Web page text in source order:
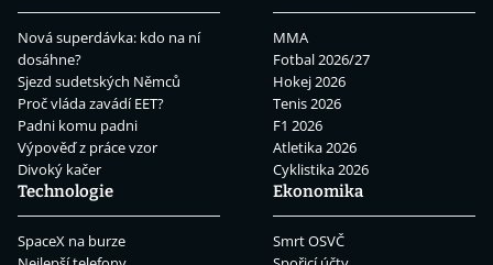
Nová superdávka: kdo na ní
dosáhne?
Sjezd sudetských Němců
Proč vláda zavádí EET?
Padni komu padni
Výpověď z práce vzor
Divoký kačer
MMA
Fotbal 2026/27
Hokej 2026
Tenis 2026
F1 2026
Atletika 2026
Cyklistika 2026
Technologie
SpaceX na burze
Ekonomika
Smrt OSVČ